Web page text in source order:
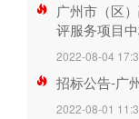
广州市（区
评服务项目
2022-08-04
招标公告-广
2022-08-01